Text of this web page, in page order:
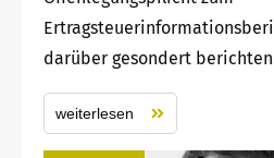
darüber gesondert
weiterlesen